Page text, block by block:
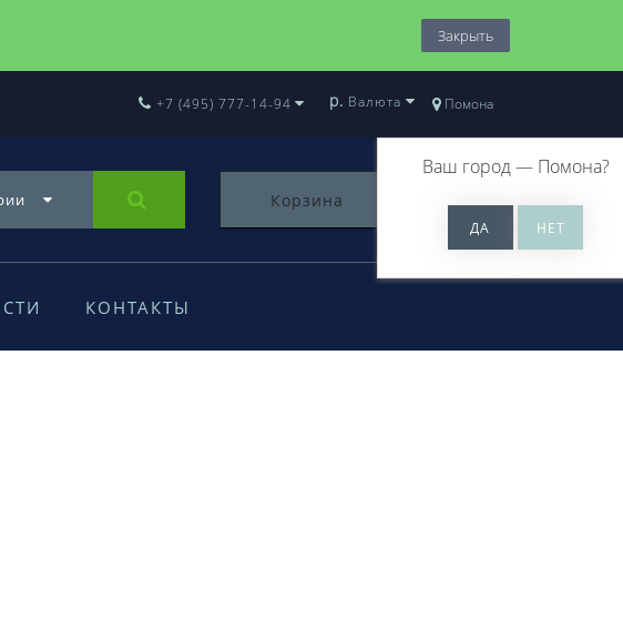
Закрыть
Помона
Ваш город — Помона?
+7 (495) 777-14-94 р. Валюта
Корзина 0
КОНТАКТЫ